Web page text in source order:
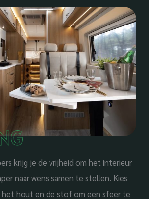
krijg je de vrijheid om het interieur
naar wens samen te stellen. Kies
het hout en de stof om een sfeer te